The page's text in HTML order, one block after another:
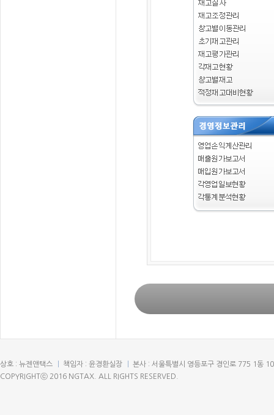
상호 : 뉴젠앤택스 책임자 : 윤경환실장
본사 : 서울특별시 영등포구 경인로 775 1동
COPYRIGHTⓒ 2016 NGTAX. ALL RIGHTS RESERVED.